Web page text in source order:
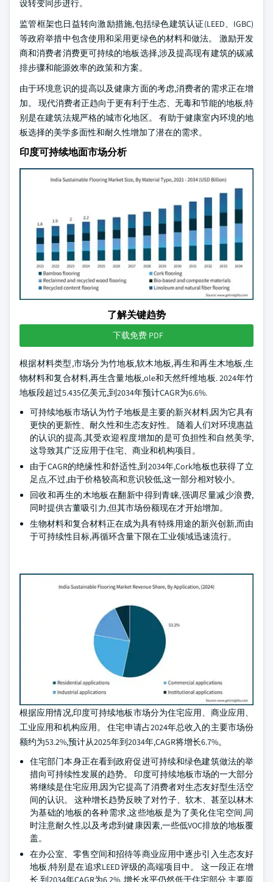
设转变同步进行。
监管框架也日益转向激励措施,包括绿色建筑认证(LEED、IGBC)
等政府举措中包含使用和采用更绿色的材料和做法。 激励开发
商和消费者消费更可持续的地板选择,涉及提高现有建筑的碳减
排步骤和能源效率的政策和方案。
由于环境意识的提高以及健康方面的考虑,消费者的需求正在增
加。 现代消费者正趋向于更有利于生态、无毒和节能的地板,特
别是在建筑法规严格的城市化地区。 有助于健康室内环境的地
板选择的美学多面性和耐久性增加了潜在的需求。
印度可持续地面市场分析
了解关键趋势
下载免费 PDF
根据材料类型,市场分为竹地板,软木地板,再生和再生木地板,生
物材料和复合材料,再生含量地板,ole和天然纤维地板. 2024年竹
地板段超过5.435亿美元,到2034年预计CAGR为6.6%.
可持续地板市场认为竹子地板是主要的新兴材料,因为它具有
更快的更新性、耐久性和生态友好性。 随着人们对环境惠益
的认识的提高,其受欢迎程度增加的是可负担性和自然美学,
这导致其广泛应用于住宅、商业和机构项目。
由于CAGR的绝缘性和舒适性,到2034年,Cork地板也获得了立
足点,不过,由于价格较高和意识较低,这一部分相对较小。
回收和再生的木地板在翻新中得到青睐,强调尽量减少浪费,
同时提供古董吸引力,但其市场份额现在才开始增加。
生物材料和复合材料正在成为具有特殊用途的新兴创新,而由
于可持续性目标,再循环含量下限在工业领域迅速流行。
根据应用情况,印度可持续地板市场分为住宅应用、商业应用、
工业应用和机构应用。 住宅申请占2024年总收入的主要市场份
额约为53.2%,预计从2025年到2034年,CAGR将增长6.7%。
住宅部门本身正在看到政府促进可持续和绿色建筑做法的举
措向可持续性发展的趋势。 印度可持续地板市场的一大部分
将继续是住宅应用,因为它提高了消费者对生态友好型生活空
间的认识。 这种增长趋势反映了对竹子、软木、甚至以林木
为基础的地板的各种需求,这些地板是为了美化住宅空间,同
时注意耐久性,以及考虑到健康因素,一些低VOC排放的地板覆
盖。
在办公室、零售空间和招待等商业应用中逐步引入生态友好
地板,特别是在追求LEED评级的高端项目中。 这一段正在增
长,到2034年CAGR为6.2%. 增长水平仍然低于住宅部分,主要原